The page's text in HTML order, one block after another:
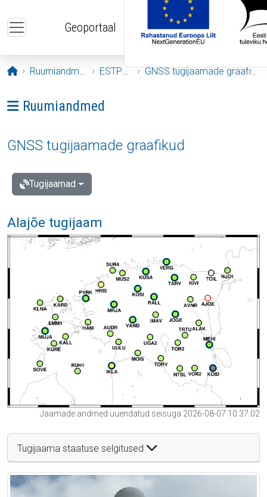
Geoportaal
Avaleht
Ruumiandmed ESTPOS GNSS tugijaamade graafikud
Ava menüü: Ruumiandmed
Ruumiandmed
GNSS tugijaamade graafikud
Tugijaamad
Alajõe tugijaam
Jaamade andmed uuendatud seisuga 2026-08-07 10:37:02
Tugijaama staatuse selgitused